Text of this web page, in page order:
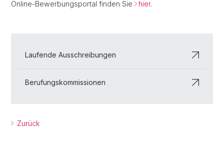
Online-Bewerbungsportal finden Sie
hier.
Laufende Ausschreibungen
Berufungskommissionen
Zurück